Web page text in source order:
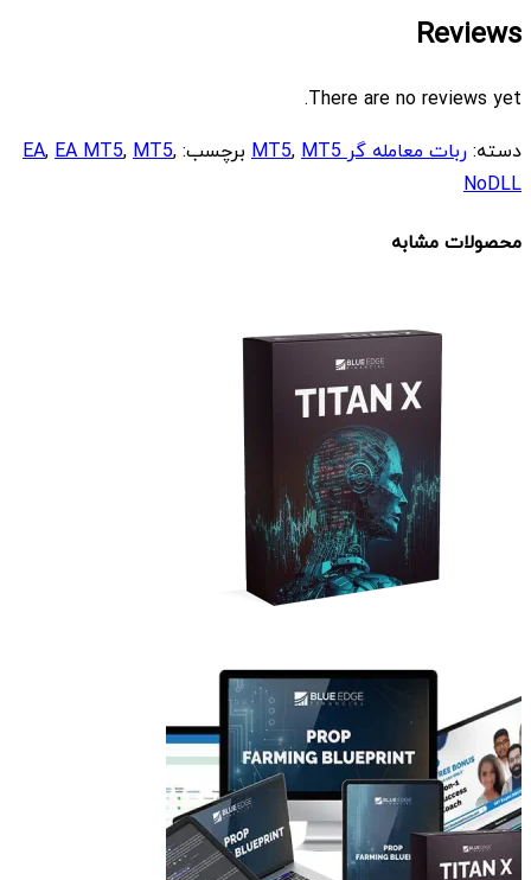
Reviews
There are no reviews yet.
دسته:ربات معامله گر MT5 ,MT5 برچسب: EA,EA MT5,MT5,
NoDLL
محصولات مشابه